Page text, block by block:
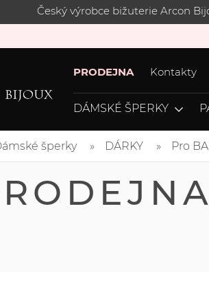
Český výrobce bižuterie Arcon
PRODEJNA Kontakty
DÁMSKÉ ŠPERKY
šperky DÁRKY Pro